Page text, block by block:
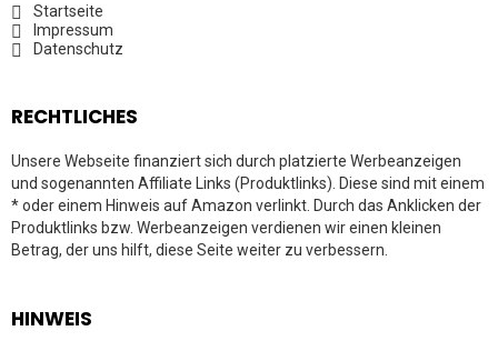
Startseite
Impressum
Datenschutz
RECHTLICHES
Unsere Webseite finanziert sich durch platzierte Werbeanzeigen
und sogenannten Affiliate Links (Produktlinks). Diese sind mit einem
* oder einem Hinweis auf Amazon verlinkt. Durch das Anklicken der
Produktlinks bzw. Werbeanzeigen verdienen wir einen kleinen
Betrag, der uns hilft, diese Seite weiter zu verbessern.
HINWEIS